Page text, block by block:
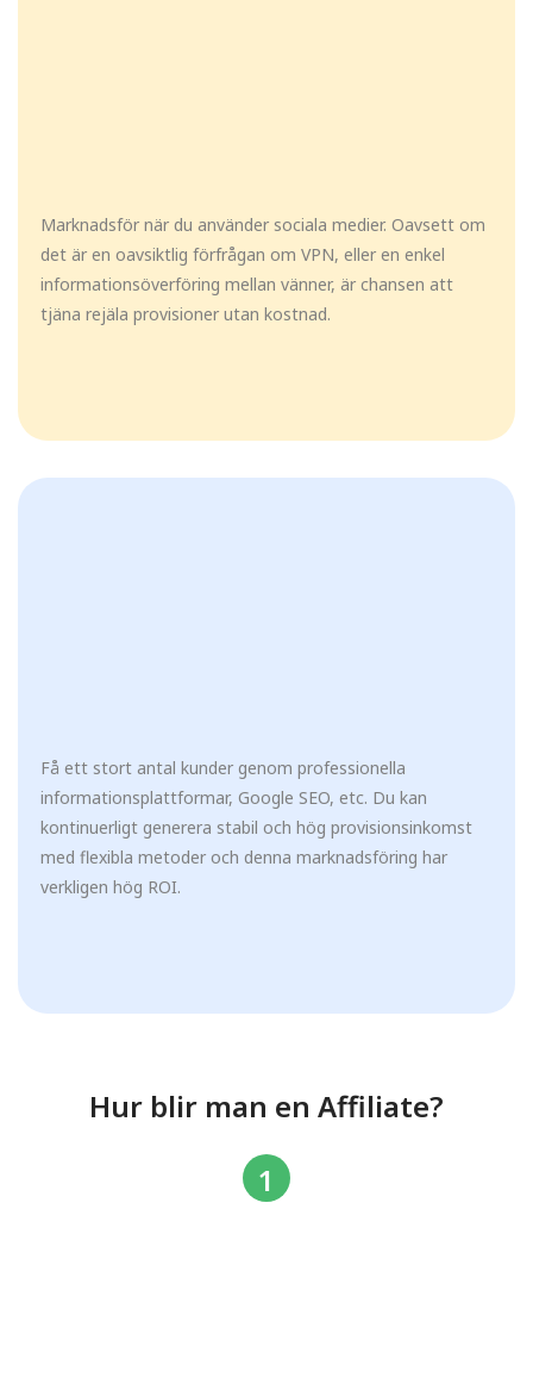
Marknadsför när du använder sociala medier. Oavsett om
det är en oavsiktlig förfrågan om VPN, eller en enkel
informationsöverföring mellan vänner, är chansen att
tjäna rejäla provisioner utan kostnad.
Få ett stort antal kunder genom professionella
informationsplattformar, Google SEO, etc. Du kan
kontinuerligt generera stabil och hög provisionsinkomst
med flexibla metoder och denna marknadsföring har
verkligen hög ROI.
Hur blir man en Affiliate?